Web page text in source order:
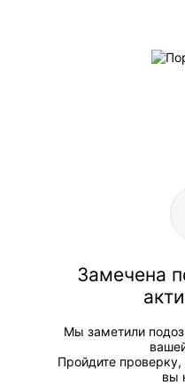
Замечена
Мы заметили
Пройдите
вы